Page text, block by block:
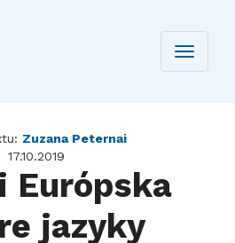
Toggle
Zuzana Peternai
17.10.2019
Európska
jazyky